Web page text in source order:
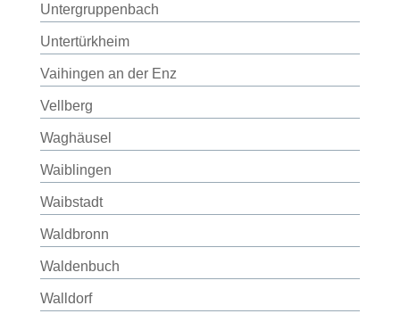
Untergruppenbach
Untertürkheim
Vaihingen an der Enz
Vellberg
Waghäusel
Waiblingen
Waibstadt
Waldbronn
Waldenbuch
Walldorf